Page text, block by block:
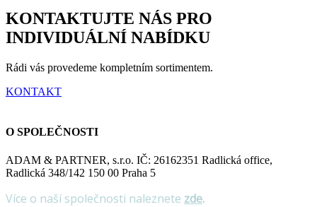
KONTAKTUJTE NÁS PRO
INDIVIDUÁLNÍ NABÍDKU
Rádi vás provedeme kompletním sortimentem.
KONTAKT
O SPOLEČNOSTI
ADAM & PARTNER, s.r.o. IČ: 26162351 Radlická office,
Radlická 348/142 150 00 Praha 5
Více o naší společnosti naleznete zde.